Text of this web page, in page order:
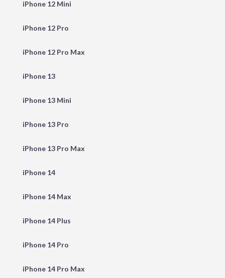
iPhone 12 Mini
iPhone 12 Pro
iPhone 12 Pro Max
iPhone 13
iPhone 13 Mini
iPhone 13 Pro
iPhone 13 Pro Max
iPhone 14
iPhone 14 Max
iPhone 14 Plus
iPhone 14 Pro
iPhone 14 Pro Max